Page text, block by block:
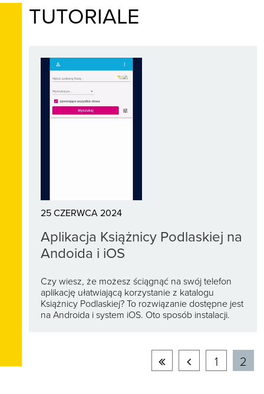
TUTORIALE
25 CZERWCA 2024
Aplikacja Książnicy Podlaskiej na
Andoida i iOS
Czy wiesz, że możesz ściągnąć na swój telefon
aplikację ułatwiającą korzystanie z katalogu
Książnicy Podlaskiej? To rozwiązanie dostępne jest
na Androida i system iOS. Oto sposób instalacji.
PierwszaPoprzednia
1 2